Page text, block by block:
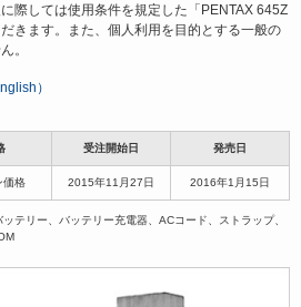
際しては使用条件を規定した「PENTAX 645Z
きます。また、個人利用を目的とする一般の
。
）
受注開始日 発売日
価格 2015年11月27日 2016年1月15日
リー、バッテリー充電器、ACコード、ストラップ、